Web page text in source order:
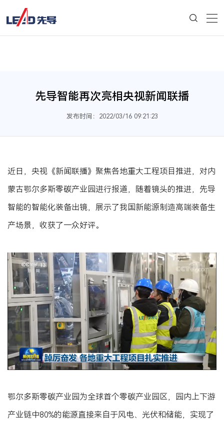
先导智能再次亮相央视新闻联播
发布时间：2022/03/16 09:21:23
近日，央视《新闻联播》聚焦各地重大工程项目推进，对内
蒙古鄂尔多斯零碳产业园进行报道，随着镜头的推进，先导
智能的智能化装备出镜，展示了我国新能源制造高端装备生
产场景，收获了一众好评。
鄂尔多斯零碳产业园为全球首个零碳产业园区，园内上下游
产业链中80%的能源直接来自于风电、光伏和储能，实现了